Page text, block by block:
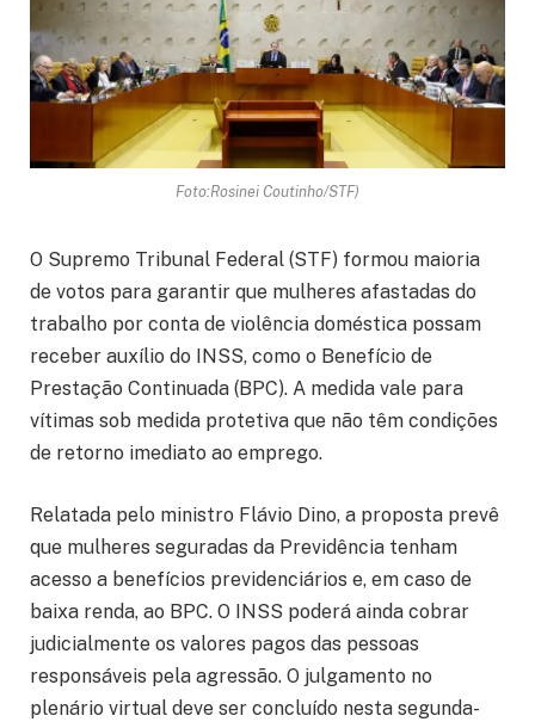
Foto:Rosinei Coutinho/STF)
O Supremo Tribunal Federal (STF) formou maioria
de votos para garantir que mulheres afastadas do
trabalho por conta de violência doméstica possam
receber auxílio do INSS, como o Benefício de
Prestação Continuada (BPC). A medida vale para
vítimas sob medida protetiva que não têm condições
de retorno imediato ao emprego.
Relatada pelo ministro Flávio Dino, a proposta prevê
que mulheres seguradas da Previdência tenham
acesso a benefícios previdenciários e, em caso de
baixa renda, ao BPC. O INSS poderá ainda cobrar
judicialmente os valores pagos das pessoas
responsáveis pela agressão. O julgamento no
plenário virtual deve ser concluído nesta segunda-